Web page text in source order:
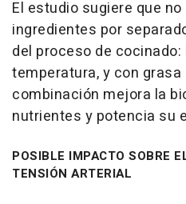
El estudio sugiere que
ingredientes por
del proceso de cocinado:
temperatura, y con
combinación mejora la
nutrientes y potencia su
POSIBLE IMPACTO SOBRE
TENSIÓN ARTERIAL